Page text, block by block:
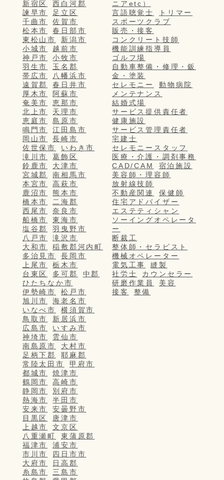
新宿区
西白河郡
諫早市
足立区
千曲市
佐賀市
松本市
春日部市
東松山市
新潟市
小城市
越前市
神戸市
小牧市
羽生市
玉名郡
帯広市
八幡浜市
遠賀郡
春日井市
厚木市
阿蘇市
奄美市
恵那市
北上市
天理市
恵庭市
島原市
鳴門市
江田島市
岡山市
長崎市
佐世保市
いわき市
滝川市
葛飾区
鈴鹿市
大津市
宮城郡
南相馬市
本宮市
高萩市
鹿沼市
熊本市
橋本市
二海郡
西尾市
奈良市
船橋市
東海市
塩谷郡
羽曳野市
八戸市
滝沢市
大和市
稲敷郡河内町
多治見市
長岡市
上尾市
栃木市
台東区
多可郡
中郡
ひたちなか市
伊勢崎市
松戸市
旭川市
海老名市
いなべ市
横須賀市
鳥取市
新居浜市
広島市
いすみ市
神埼市
雲仙市
南島原市
大村市
足柄下郡
耶麻郡
常陸太田市
甲府市
都城市
焼津市
鶴岡市
高崎市
静岡市
別府市
熱海市
半田市
安来市
安曇野市
目黒区
唐津市
上越市
文京区
八重瀬町
東蒲原郡
福津市
浦安市
市川市
四日市市
大府市
日高郡
糸島市
三島市
ニアetc）
言語聴覚士
トリマー
スポーツクラブ
販売・接客
コンクリート技師
機能訓練指導員
ゴルフ場
自動車整備・修理・鈑
金・塗装
セレモニー
動物病院
メンテナンス
結婚式場
サービス提供責任者
健康施設
サービス管理責任者
宅建士
セレモニースタッフ
医療・介護・調剤事務
CAD/CAM
宿泊施設
美容師・理容師
放射線技師
不動産関連
保健師
住宅アドバイザー
エステティシャン
ソーイングオペレータ
ー
断裁工
整体師・セラピスト
機械オペレーター
電気工事
縫製
社労士
カウンセラー
研磨作業員
美容
接客
整備